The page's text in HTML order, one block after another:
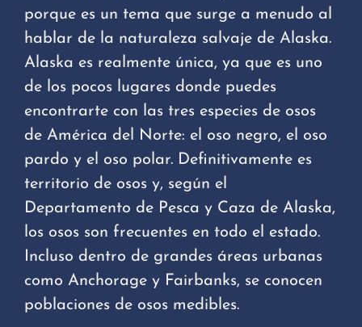
porque es un tema que surge a menudo al
hablar de la naturaleza salvaje de Alaska.
Alaska es realmente única, ya que es uno
de los pocos lugares donde puedes
encontrarte con las tres especies de osos
de América del Norte: el oso negro, el oso
pardo y el oso polar. Definitivamente es
territorio de osos y, según el
Departamento de Pesca y Caza de Alaska,
los osos son frecuentes en todo el estado.
Incluso dentro de grandes áreas urbanas
como Anchorage y Fairbanks, se conocen
poblaciones de osos medibles.